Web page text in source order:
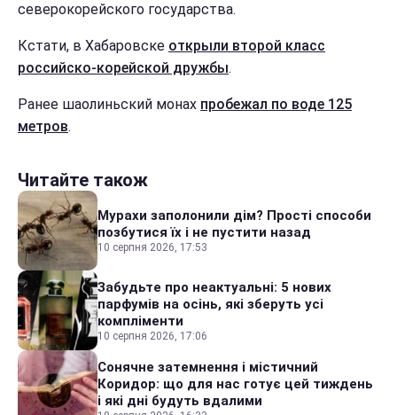
северокорейского государства.
Кстати, в Хабаровске открыли второй класс
российско-корейской дружбы.
Ранее шаолиньский монах пробежал по воде 125
метров.
Читайте також
Мурахи заполонили дім? Прості способи
позбутися їх і не пустити назад
10 серпня 2026, 17:53
Забудьте про неактуальні: 5 нових
парфумів на осінь, які зберуть усі
компліменти
10 серпня 2026, 17:06
Сонячне затемнення і містичний
Коридор: що для нас готує цей тиждень
і які дні будуть вдалими